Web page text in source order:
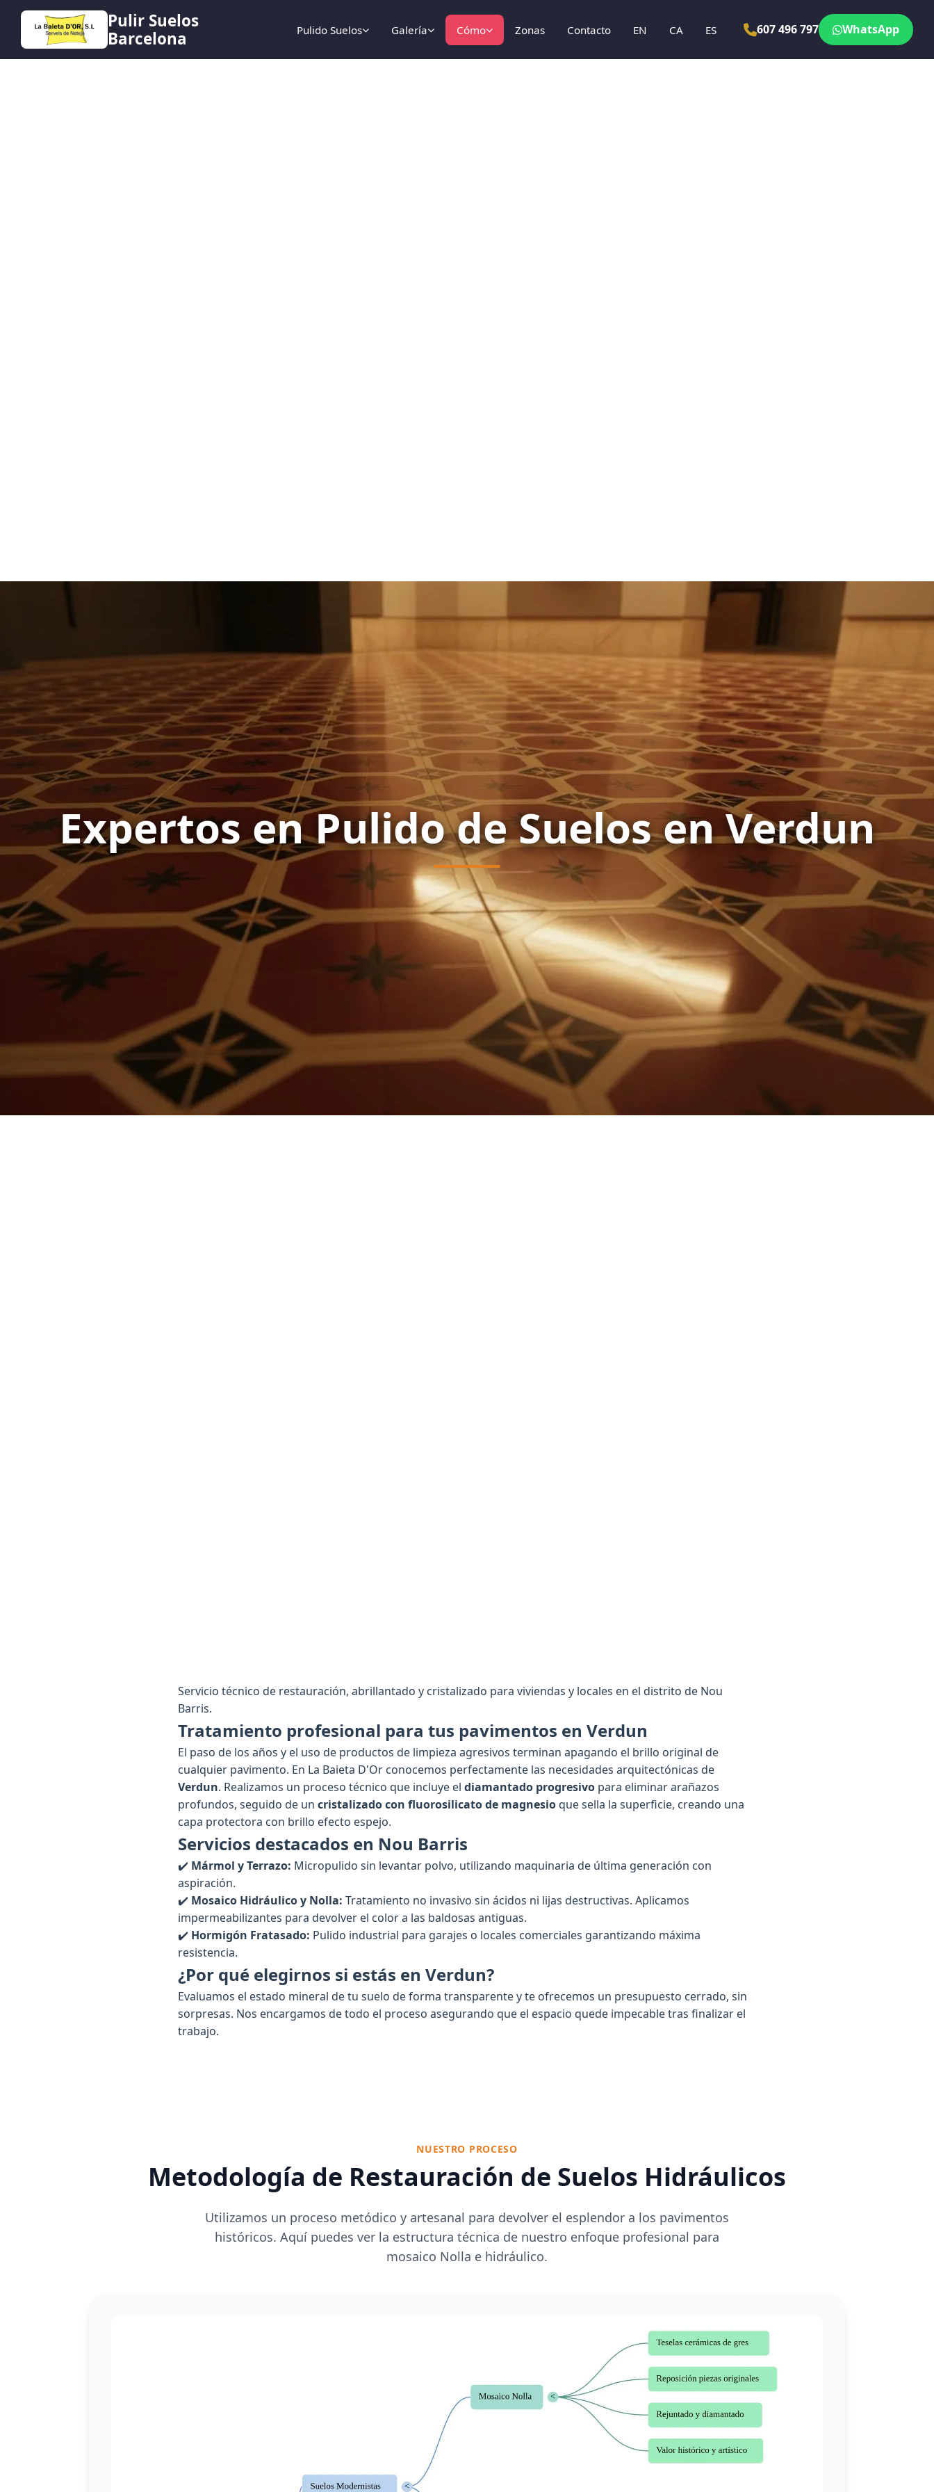
Pulir Suelos
Barcelona
Pulido Suelos Galería Cómo Zonas Contacto EN CA ES 607 496 797 WhatsApp
Expertos en Pulido de Suelos en Verdun
Servicio técnico de restauración, abrillantado y cristalizado para viviendas y locales en el distrito de Nou
Barris.
Tratamiento profesional para tus pavimentos en Verdun
El paso de los años y el uso de productos de limpieza agresivos terminan apagando el brillo original de
cualquier pavimento. En La Baieta D'Or conocemos perfectamente las necesidades arquitectónicas de
Verdun. Realizamos un proceso técnico que incluye el diamantado progresivo para eliminar arañazos
profundos, seguido de un cristalizado con fluorosilicato de magnesioque sella la superficie, creando una
capa protectora con brillo efecto espejo.
Servicios destacados en Nou Barris
✔️ Mármol y Terrazo: Micropulido sin levantar polvo, utilizando maquinaria de última generación con
aspiración.
✔️ Mosaico Hidráulico y Nolla: Tratamiento no invasivo sin ácidos ni lijas destructivas. Aplicamos
impermeabilizantes para devolver el color a las baldosas antiguas.
✔️ Hormigón Fratasado: Pulido industrial para garajes o locales comerciales garantizando máxima
resistencia.
¿Por qué elegirnos si estás en Verdun?
Evaluamos el estado mineral de tu suelo de forma transparente y te ofrecemos un presupuesto cerrado, sin
sorpresas. Nos encargamos de todo el proceso asegurando que el espacio quede impecable tras finalizar el
trabajo.
NUESTRO PROCESO
Metodología de Restauración de Suelos Hidráulicos
Utilizamos un proceso metódico y artesanal para devolver el esplendor a los pavimentos
históricos. Aquí puedes ver la estructura técnica de nuestro enfoque profesional para
mosaico Nolla e hidráulico.